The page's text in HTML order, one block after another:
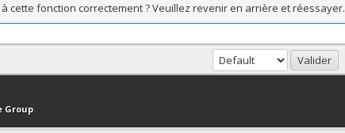
cette fonction correctement ? Veuillez revenir en arrière et réessayer.
Version bas-débit (Archivé) Syndication RSS
Group.